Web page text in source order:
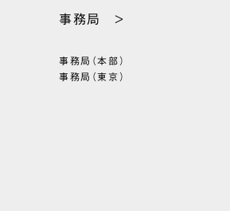
事務局 >
事務局（本部）
事務局（東京）